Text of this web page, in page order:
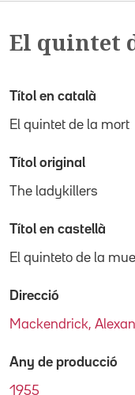
El quintet
Títol en català
El quintet de la mort
Títol original
The ladykillers
Títol en castellà
El quinteto de la
Direcció
Mackendrick,
Any de producció
1955